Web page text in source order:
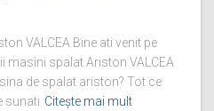
VALCEA Bine ati venit pe
masini spalat Ariston VALCEA
de spalat ariston? Tot ce
sunati Citește mai mult